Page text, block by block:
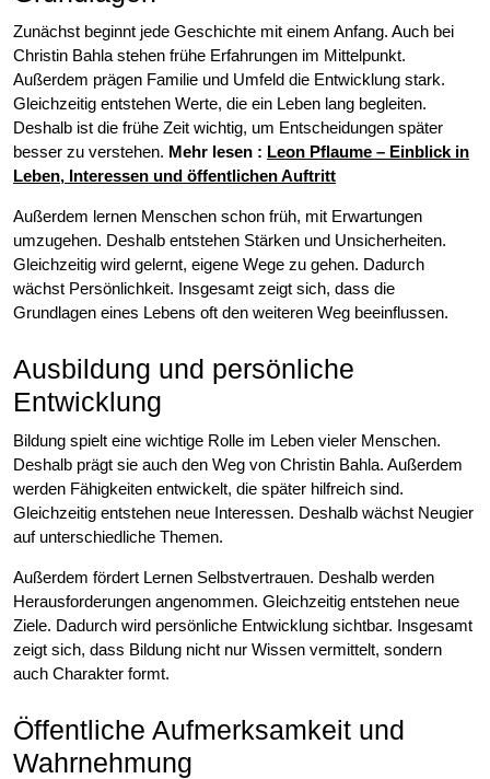
Zunächst beginnt jede Geschichte mit einem Anfang. Auch bei
Christin Bahla stehen frühe Erfahrungen im Mittelpunkt.
Außerdem prägen Familie und Umfeld die Entwicklung stark.
Gleichzeitig entstehen Werte, die ein Leben lang begleiten.
Deshalb ist die frühe Zeit wichtig, um Entscheidungen später
besser zu verstehen. Mehr lesen : Leon Pflaume – Einblick in
Leben, Interessen und öffentlichen Auftritt
Außerdem lernen Menschen schon früh, mit Erwartungen
umzugehen. Deshalb entstehen Stärken und Unsicherheiten.
Gleichzeitig wird gelernt, eigene Wege zu gehen. Dadurch
wächst Persönlichkeit. Insgesamt zeigt sich, dass die
Grundlagen eines Lebens oft den weiteren Weg beeinflussen.
Ausbildung und persönliche
Entwicklung
Bildung spielt eine wichtige Rolle im Leben vieler Menschen.
Deshalb prägt sie auch den Weg von Christin Bahla. Außerdem
werden Fähigkeiten entwickelt, die später hilfreich sind.
Gleichzeitig entstehen neue Interessen. Deshalb wächst Neugier
auf unterschiedliche Themen.
Außerdem fördert Lernen Selbstvertrauen. Deshalb werden
Herausforderungen angenommen. Gleichzeitig entstehen neue
Ziele. Dadurch wird persönliche Entwicklung sichtbar. Insgesamt
zeigt sich, dass Bildung nicht nur Wissen vermittelt, sondern
auch Charakter formt.
Öffentliche Aufmerksamkeit und
Wahrnehmung